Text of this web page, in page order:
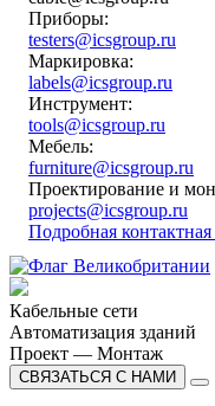
Приборы:
testers@icsgroup.ru
Маркировка:
labels@icsgroup.ru
Инструмент:
tools@icsgroup.ru
Мебель:
furniture@icsgroup.ru
Проектирование и
projects@icsgroup.ru
Подробная
Кабельные сети
Автоматизация зданий
Проект — Монтаж
СВЯЗАТЬСЯ С НАМИ